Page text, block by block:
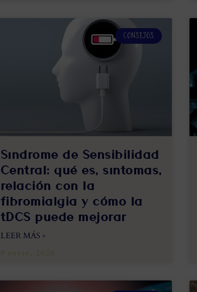
CONSEJOS
Síndrome de Sensibilidad
Central: qué es, síntomas,
relación con la
fibromialgia y cómo la
tDCS puede mejorar
LEER MÁS »
9 enero, 2026